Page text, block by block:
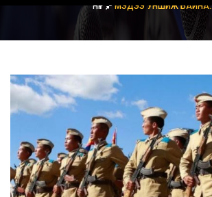
НҮҮР МЭДЭЭ УНШИЖ